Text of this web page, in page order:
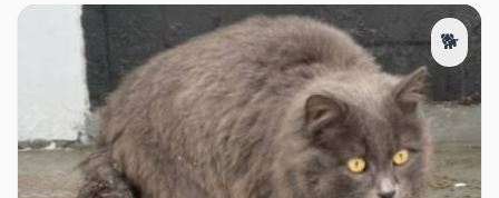
🐕